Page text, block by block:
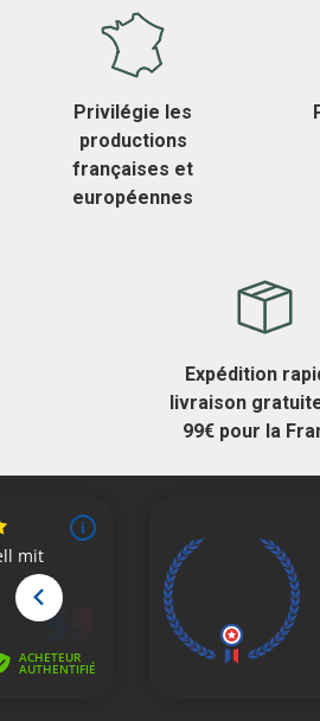
Privilégie les
productions
françaises et
européennes
Expédition
livraison
99€ pour la